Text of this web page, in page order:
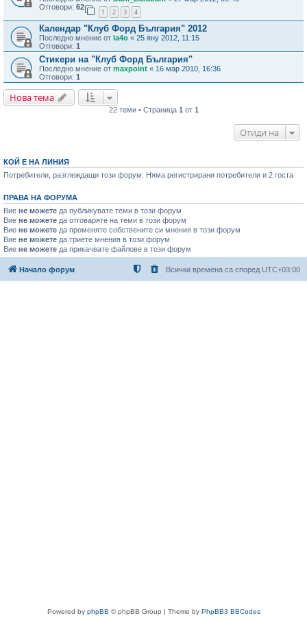
Отговори: 62
1 2 3 4
Календар "Клуб Форд България" 2012
Последно мнение от la4o « 25 яну 2012, 11:15
Отговори: 1
Стикери на "Клуб Форд България"
Последно мнение от maxpoint « 16 мар 2010, 16:36
Отговори: 1
Нова тема
22 теми • Страница 1 от 1
Отиди на
КОЙ Е НА ЛИНИЯ
Потребители, разглеждащи този форум: Няма регистрирани потребители и 2 госта
ПРАВА НА ФОРУМА
Вие не можете да публикувате теми в този форум
Вие не можете да отговаряте на теми в този форум
Вие не можете да променяте собствените си мнения в този форум
Вие не можете да триете мнения в този форум
Вие не можете да прикачвате файлове в този форум
Начало форум Всички времена са според UTC+03:00
Powered by phpBB © phpBB Group | Theme by PhpBB3 BBCodes